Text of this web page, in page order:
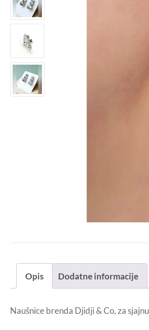
Opis Dodatne informacije
Naušnice brenda Djidji & Co, za